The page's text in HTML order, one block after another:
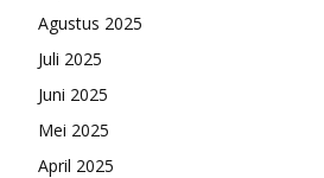
Agustus 2025
Juli 2025
Juni 2025
Mei 2025
April 2025